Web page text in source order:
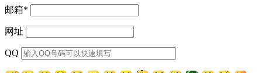
邮箱*
网址
QQ